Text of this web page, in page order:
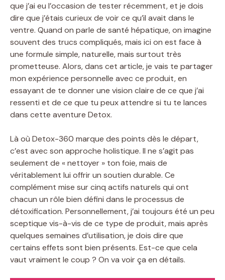
que j’ai eu l’occasion de tester récemment, et je dois
dire que j’étais curieux de voir ce qu’il avait dans le
ventre. Quand on parle de santé hépatique, on imagine
souvent des trucs compliqués, mais ici on est face à
une formule simple, naturelle, mais surtout très
prometteuse. Alors, dans cet article, je vais te partager
mon expérience personnelle avec ce produit, en
essayant de te donner une vision claire de ce que j’ai
ressenti et de ce que tu peux attendre si tu te lances
dans cette aventure Detox.
Là où Detox-360 marque des points dès le départ,
c’est avec son approche holistique. Il ne s’agit pas
seulement de « nettoyer » ton foie, mais de
véritablement lui offrir un soutien durable. Ce
complément mise sur cinq actifs naturels qui ont
chacun un rôle bien défini dans le processus de
détoxification. Personnellement, j’ai toujours été un peu
sceptique vis-à-vis de ce type de produit, mais après
quelques semaines d’utilisation, je dois dire que
certains effets sont bien présents. Est-ce que cela
vaut vraiment le coup ? On va voir ça en détails.